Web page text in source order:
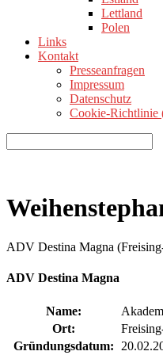
Lettland
Polen
Links
Kontakt
Presseanfragen
Impressum
Datenschutz
Cookie-Richtlinie
ADV Destina Magna
ADV Destina Magna
Name:
Ort:
Gründungsdatum: